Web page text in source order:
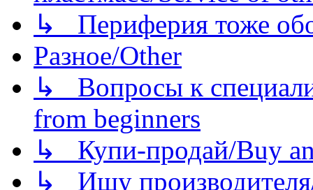
↳ Периферия тоже
Разное/Other
↳ Вопросы к
from beginners
↳ Купи-продай/Buy
↳ Ищу